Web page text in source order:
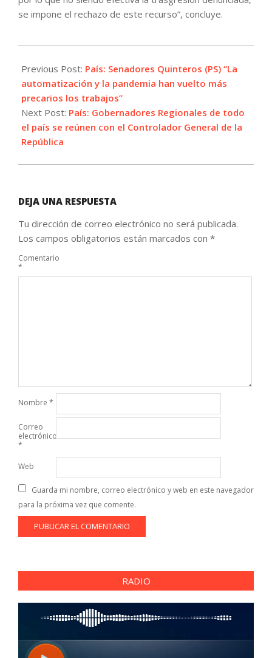
se impone el rechazo de este recurso”, concluye.
07-
23
Previous Post: País: Senadores Quinteros (PS) “La
automatización y la pandemia han vuelto más
precarios los trabajos”
Next Post: País: Gobernadores Regionales de todo
el país se reúnen con el Controlador General de la
República
DEJA UNA RESPUESTA
Tu dirección de correo electrónico no será publicada.
Los campos obligatorios están marcados con *
Comentario
*
Nombre *
Correo
electrónico
*
Web
Guarda mi nombre, correo electrónico y web en este navegador
para la próxima vez que comente.
RADIO